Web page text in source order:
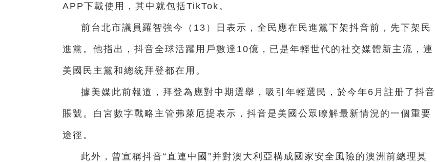
APP下載使用，其中就包括TikTok。
前台北市議員羅智強今（13）日表示，全民應在民進黨下架抖音前，先下架民
進黨。他指出，抖音全球活躍用戶數達10億，已是年輕世代的社交媒體新主流，連
美國民主黨和總統拜登都在用。
據美媒此前報道，拜登為應對中期選舉，吸引年輕選民，於今年6月註册了抖音
賬號。白宮數字戰略主管弗萊厄提表示，抖音是美國公眾瞭解最新情況的一個重要
途徑。
此外，曾宣稱抖音“直連中國”并對澳大利亞構成國家安全風險的澳洲前總理莫